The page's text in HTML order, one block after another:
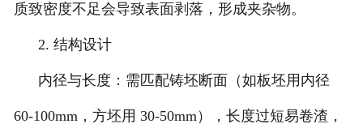
质致密度不足会导致表面剥落，形成夹杂物。
2. 结构设计
内径与长度：需匹配铸坯断面（如板坯用内径
60-100mm，方坯用 30-50mm），长度过短易卷渣，